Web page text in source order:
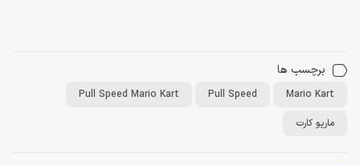
برچسب ها
Mario Kart
Pull Speed
Pull Speed Mario Kart
ماریو کارت